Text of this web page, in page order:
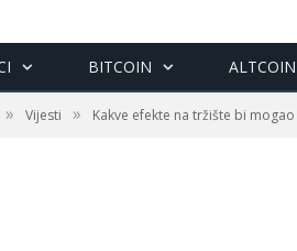
BITCOIN ALTCOIN
» Vijesti » Kakve efekte na tržište bi